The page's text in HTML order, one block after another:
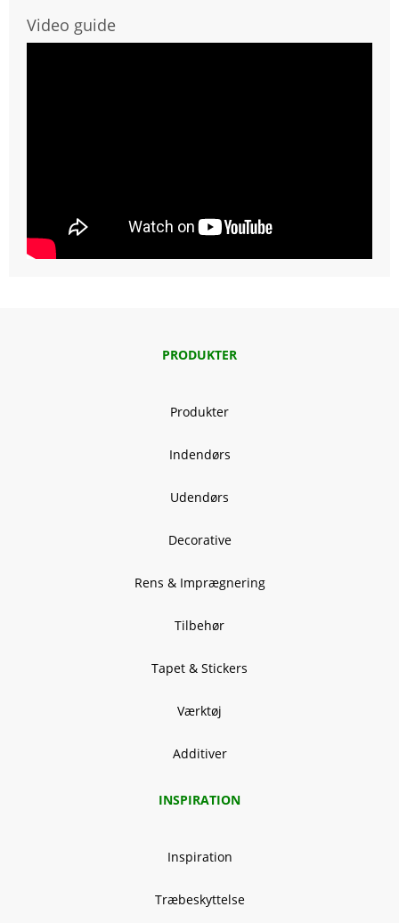
Video guide
PRODUKTER
Produkter
Indendørs
Udendørs
Decorative
Rens & Imprægnering
Tilbehør
Tapet & Stickers
Værktøj
Additiver
INSPIRATION
Inspiration
Træbeskyttelse